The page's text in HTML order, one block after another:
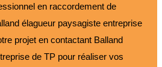
en raccordement de
élagueur paysagiste entreprise
projet en contactant Balland
de TP pour réaliser vos